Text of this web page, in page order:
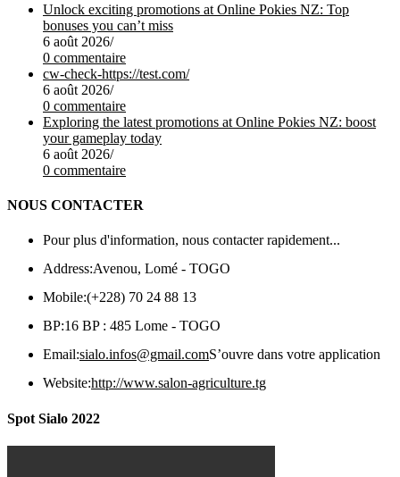
Unlock exciting promotions at Online Pokies NZ: Top
bonuses you can’t miss
6 août 2026/
0 commentaire
cw-check-https://test.com/
6 août 2026/
0 commentaire
Exploring the latest promotions at Online Pokies NZ: boost
your gameplay today
6 août 2026/
0 commentaire
NOUS CONTACTER
Pour plus d'information, nous contacter rapidement...
Address:Avenou, Lomé - TOGO
Mobile:(+228) 70 24 88 13
BP:16 BP : 485 Lome - TOGO
Email:sialo.infos@gmail.comS’ouvre dans votre application
Website:http://www.salon-agriculture.tg
Spot Sialo 2022